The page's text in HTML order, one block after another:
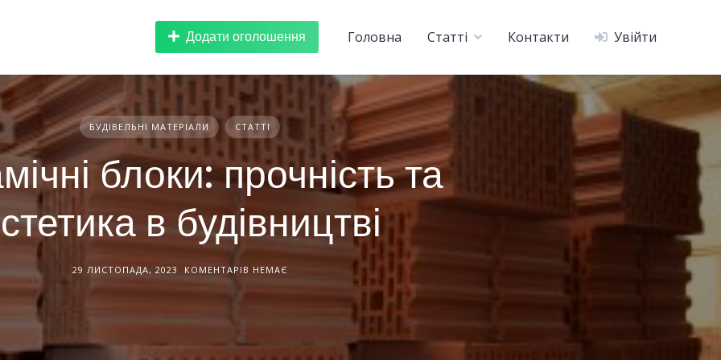
Головна Статті Контакти Увійти
Додати оголошення
БУДІВЕЛЬНІ МАТЕРІАЛИ СТАТТІ
блоки: прочність та
в будівництві
29 ЛИСТОПАДА, 2023 КОМЕНТАРІВ НЕМАЄ